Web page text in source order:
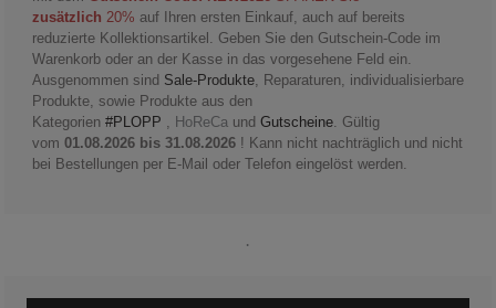
zusätzlich 20% auf Ihren ersten Einkauf, auch auf bereits
reduzierte Kollektionsartikel. Geben Sie den Gutschein-Code im
Warenkorb oder an der Kasse in das vorgesehene Feld ein.
Ausgenommen sind Sale-Produkte, Reparaturen, individualisierbare
Produkte, sowie Produkte aus den
Kategorien #PLOPP , HoReCa und Gutscheine. Gültig
vom 01.08.2026 bis 31.08.2026 ! Kann nicht nachträglich und nicht
bei Bestellungen per E-Mail oder Telefon eingelöst werden.
.